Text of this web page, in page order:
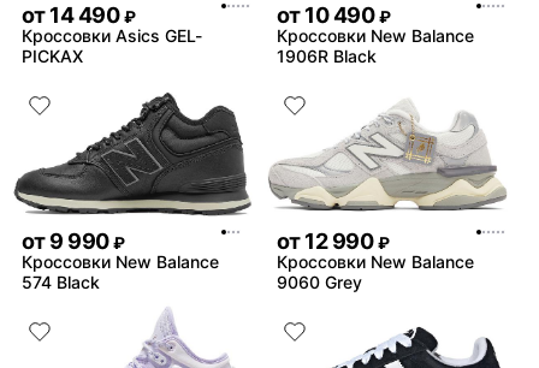
от14 490 ₽
Кроссовки Asics GEL-
PICKAX
от10 490 ₽
Кроссовки New Balance
1906R Black
от9 990 ₽
Кроссовки New Balance
574 Black
от12 990 ₽
Кроссовки New Balance
9060 Grey